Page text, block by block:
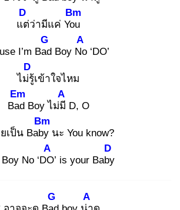
แต่
D
ว่ามีแค่ You
Bm
I’m Bad
G
Boy No
A
‘DO’
ไม่รู้
D
เข้าใจไหม
Bad
Em
Boy ไม่มี
A
D, O
ยเป็น Baby
Bm
นะ You know?
Boy No ‘DO
A
’ is your Baby
D
G
A